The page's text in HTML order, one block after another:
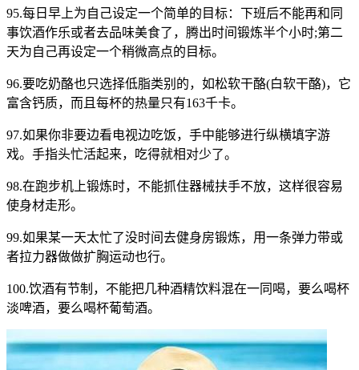
95.每日早上为自己设定一个简单的目标：下班后不能再和同
事饮酒作乐或者去品味美食了，腾出时间锻炼半个小时;第二
天为自己再设定一个稍微高点的目标。
96.要吃奶酪也只选择低脂类别的，如松软干酪(白软干酪)，它
富含钙质，而且每杯的热量只有163千卡。
97.如果你非要边看电视边吃饭，手中能够进行纵横填字游
戏。手指头忙活起来，吃得就相对少了。
98.在跑步机上锻炼时，不能抓住器械扶手不放，这样很容易
使身材走形。
99.如果某一天太忙了没时间去健身房锻炼，用一条弹力带或
者拉力器做做扩胸运动也行。
100.饮酒有节制，不能把几种酒精饮料混在一同喝，要么喝杯
淡啤酒，要么喝杯葡萄酒。